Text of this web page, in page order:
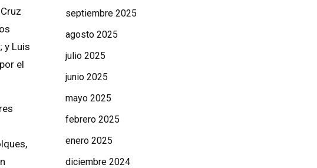
y Luis
el
septiembre 2025
agosto 2025
julio 2025
junio 2025
mayo 2025
febrero 2025
enero 2025
diciembre 2024